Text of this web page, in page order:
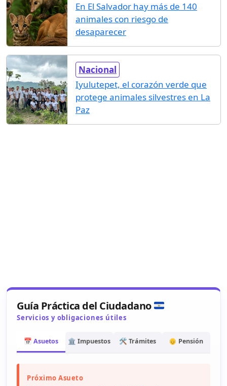
En El Salvador hay más de 140
animales con riesgo de
desaparecer
Nacional
Iyulutepet, el corazón verde que
protege animales silvestres en La
Paz
Guía Práctica del Ciudadano
Servicios y obligaciones útiles
📅 Asuetos 🏛️ Impuestos 🛠️ Trámites 👴 Pensión
Próximo Asueto